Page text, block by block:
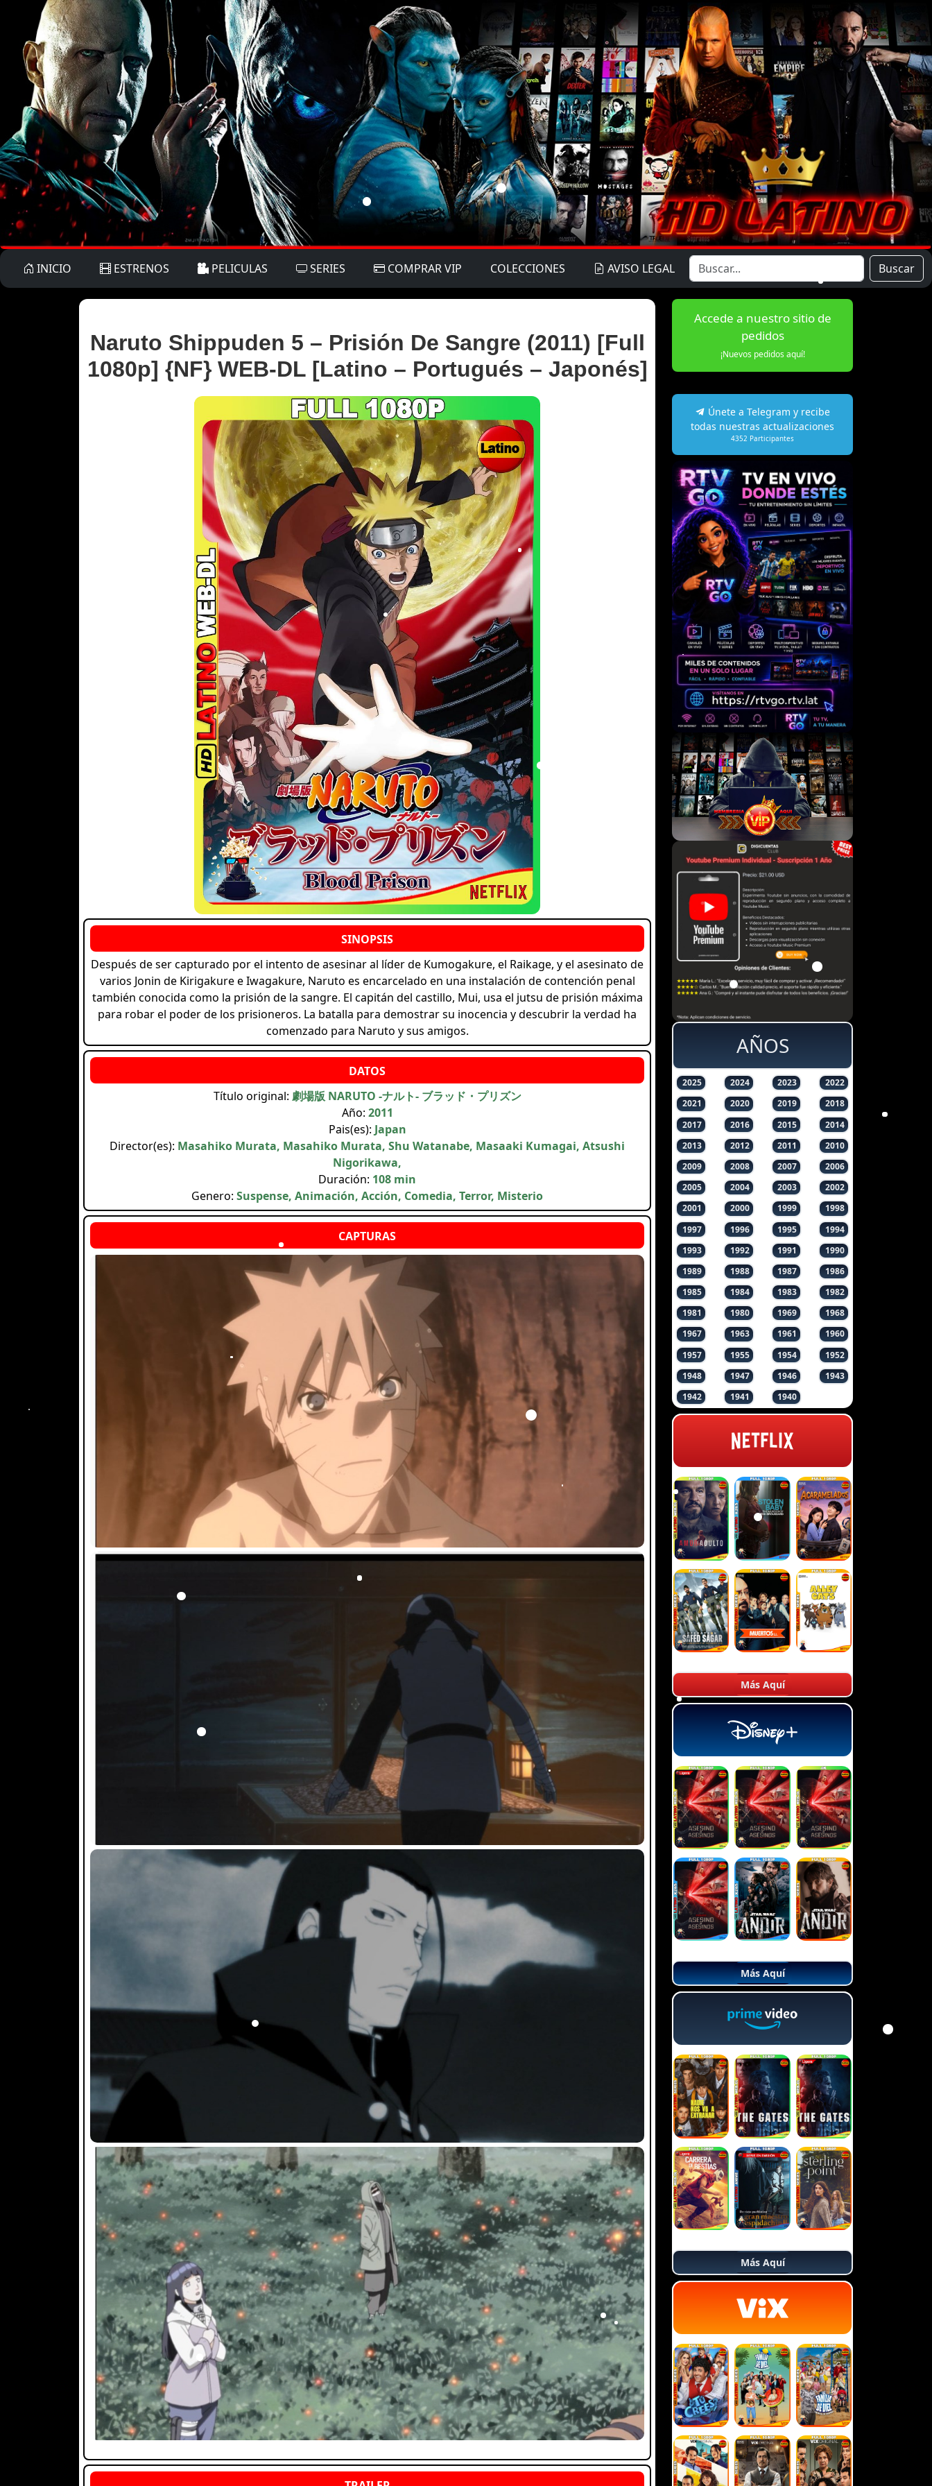
INICIO ESTRENOS PELICULAS SERIES COMPRAR VIP COLECCIONES AVISO LEGAL Buscar
Naruto Shippuden 5 – Prisión De Sangre (2011) [Full
1080p] {NF} WEB-DL [Latino – Portugués – Japonés]
Después de ser capturado por el intento de asesinar al líder de Kumogakure, el Raikage, y el asesinato de
varios Jonin de Kirigakure e Iwagakure, Naruto es encarcelado en una instalación de contención penal
también conocida como la prisión de la sangre. El capitán del castillo, Mui, usa el jutsu de prisión máxima
para robar el poder de los prisioneros. La batalla para demostrar su inocencia y descubrir la verdad ha
comenzado para Naruto y sus amigos.
Título original: 劇場版 NARUTO -ナルト- ブラッド・プリズン
Año: 2011
Pais(es): Japan
Director(es): Masahiko Murata, Masahiko Murata, Shu Watanabe, Masaaki Kumagai, Atsushi
Nigorikawa,
Duración: 108 min
Genero: Suspense, Animación, Acción, Comedia, Terror, Misterio
Accede a nuestro sitio de
pedidos
¡Nuevos pedidos aquí!
Únete a Telegram y recibe
todas nuestras actualizaciones
4352 Participantes
AÑOS
2025 2024 2023
2022
2021
2020 2019
2018
2017
2016 2015
2014
2013
2012 2011
2010
2009
2008 2007
2006
2005
2004 2003
2002
2001
2000 1999
1998
1997
1996 1995
1994
1993
1992 1991
1990
1989
1988 1987
1986
1985
1984 1983
1982
1981
1980 1969
1968
1967
1963 1961
1960
1957
1955 1954
1952
1948
1947 1946
1943
1942
1941 1940
Más Aquí
Más Aquí
Más Aquí